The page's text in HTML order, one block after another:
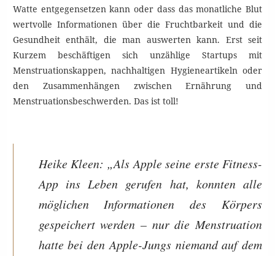
Watte entgegensetzen kann oder dass das monatliche Blut
wertvolle Informationen über die Fruchtbarkeit und die
Gesundheit enthält, die man auswerten kann. Erst seit
Kurzem beschäftigen sich unzählige Startups mit
Menstruationskappen, nachhaltigen Hygieneartikeln oder
den Zusammenhängen zwischen Ernährung und
Menstruationsbeschwerden. Das ist toll!
Heike Kleen: „Als Apple seine erste Fitness-
App ins Leben gerufen hat, konnten alle
möglichen Informationen des Körpers
gespeichert werden – nur die Menstruation
hatte bei den Apple-Jungs niemand auf dem